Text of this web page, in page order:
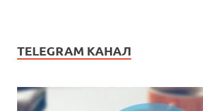
TELEGRAM КАНАЛ